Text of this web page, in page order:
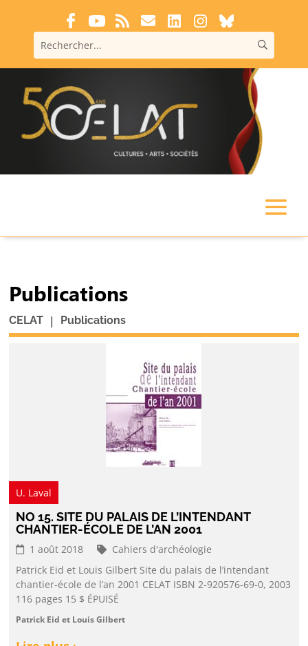
Publications
CELAT | Publications
U. Laval
NO 15. SITE DU PALAIS DE L’INTENDANT
CHANTIER-ÉCOLE DE L’AN 2001
1 août 2018
Cahiers d'archéologie
Patrick Eid et Louis Gilbert Site du palais de l’intendant
chantier-école de l’an 2001 CELAT ISBN 2-920576-69-0, 2003
116 pages 15 $ ÉPUISÉ
Patrick Eid et Louis Gilbert